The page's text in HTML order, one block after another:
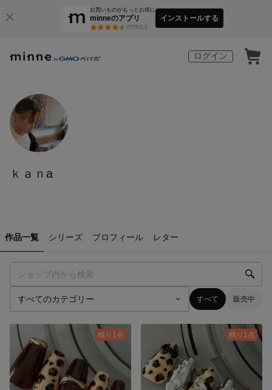
お買いものがもっとお得に
minneのアプリ
3万件以上
インストールする
ログイン
ｋａｎa
作品一覧 シリーズ プロフィール レター
すべて 販売中
残り1点 残り1点